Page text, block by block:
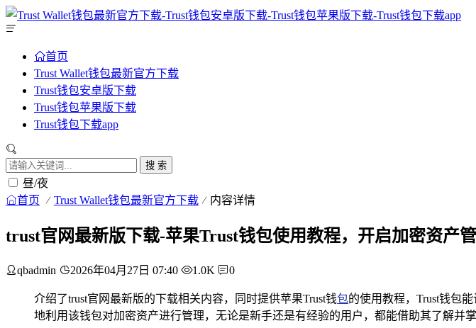
首页
Trust Wallet钱包最新官方下载
Trust钱包安卓版下载
Trust钱包苹果版下载
Trust钱包下载app
搜 索
昼/夜
首页 Trust Wallet钱包最新官方下载 内容详情
trust官网最新版下载-苹果Trust钱包使用教程，开启加密资产
qbadmin 2026年04月27日 07:40 1.0K 0
介绍了trust官网最新版的下载相关内容，同时提供苹果Trust钱包的使用教程，Trust钱包
地利用该钱包对加密资产进行管理，无论是新手还是有经验的用户，都能借助其了解并